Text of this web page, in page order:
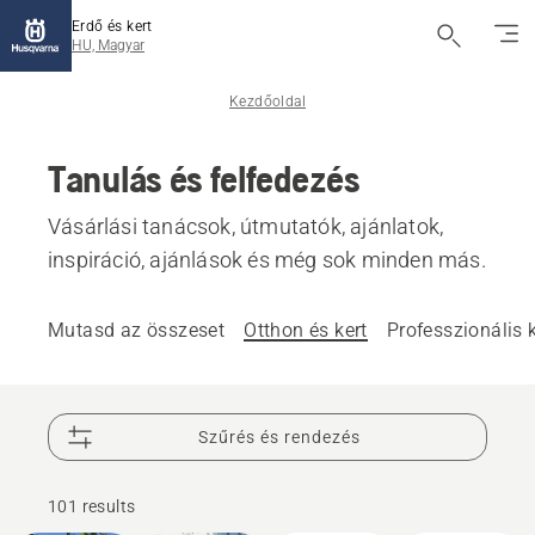
Erdő és kert
HU, Magyar
Kezdőoldal
Tanulás és felfedezés
Vásárlási tanácsok, útmutatók, ajánlatok,
inspiráció, ajánlások és még sok minden más.
Mutasd az összeset Otthon és kert Professzionális
Szűrés és rendezés
101 results
és